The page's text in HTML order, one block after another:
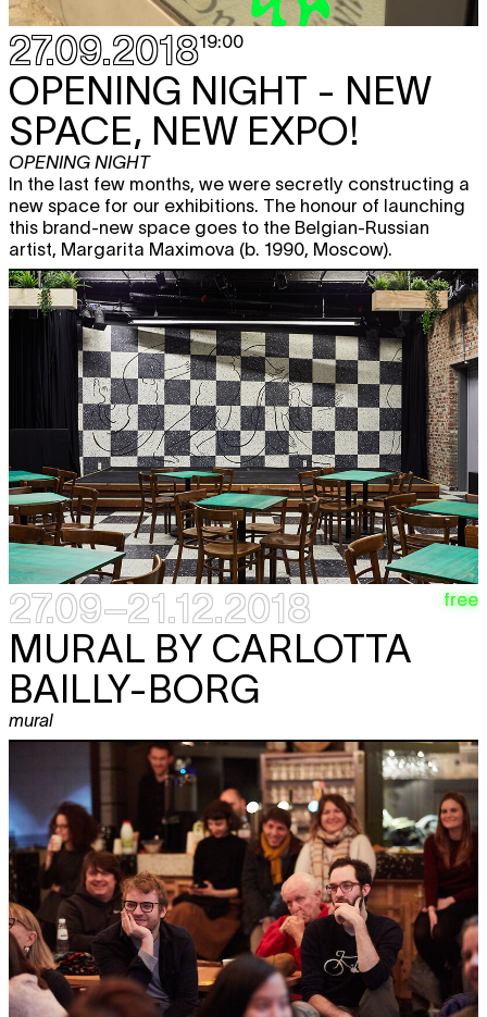
27.09.201819:00
OPENING NIGHT - NEW
SPACE, NEW EXPO!
OPENING NIGHT
In the last few months, we were secretly constructing a
new space for our exhibitions. The honour of launching
this brand-new space goes to the Belgian-Russian
artist, Margarita Maximova (b. 1990, Moscow).
27.09–21.12.2018 free
MURAL BY CARLOTTA
BAILLY-BORG
mural